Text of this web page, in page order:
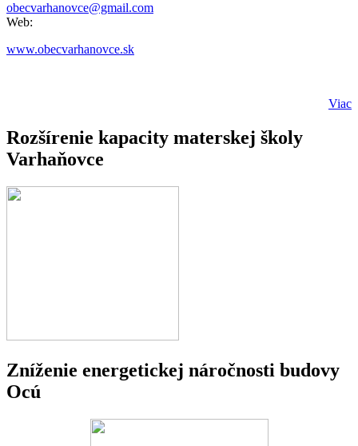
obecvarhanovce@gmail.com
Web:
www.obecvarhanovce.sk
Viac
Rozšírenie kapacity materskej školy
Varhaňovce
Zníženie energetickej náročnosti budovy
Ocú